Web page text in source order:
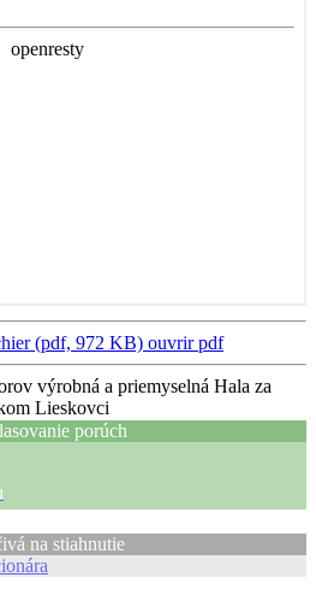
(pdf, 972 KB) ouvrir pdf
výrobná a priemyselná Hala za
Lieskovci
porúch
na stiahnutie